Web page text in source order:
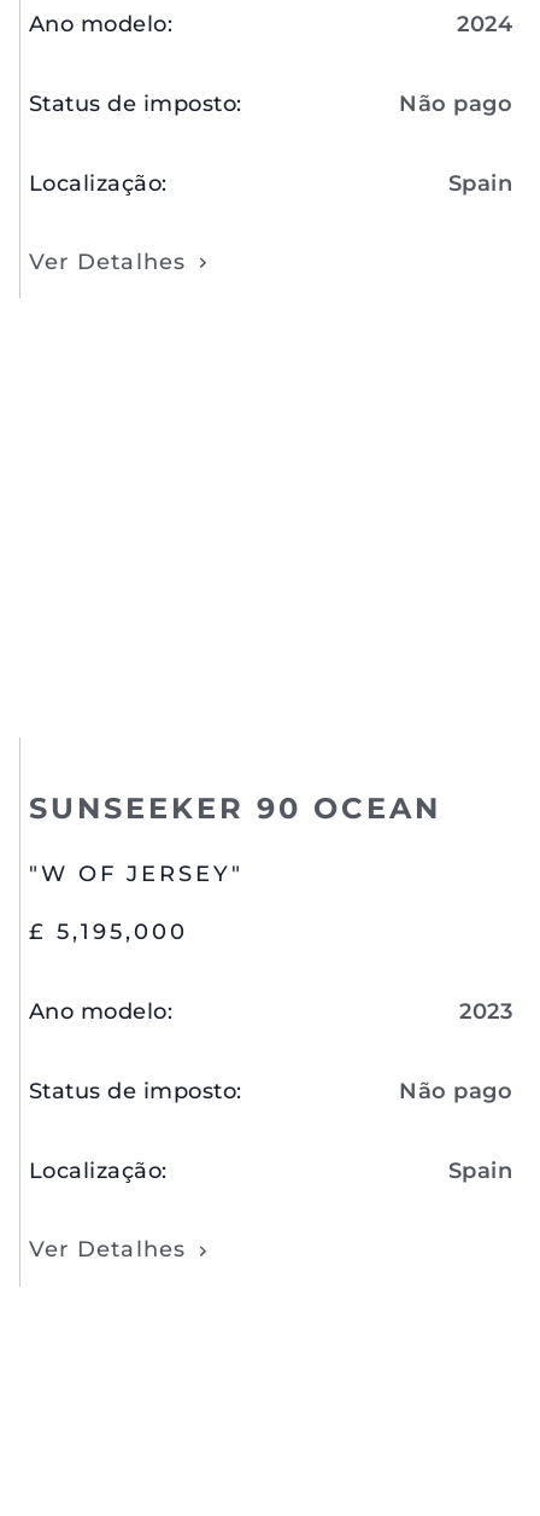
Ano modelo: 2024
Status de imposto: Não pago
Localização: Spain
Ver Detalhes
SUNSEEKER 90 OCEAN
"W OF JERSEY"
£ 5,195,000
Ano modelo: 2023
Status de imposto: Não pago
Localização: Spain
Ver Detalhes